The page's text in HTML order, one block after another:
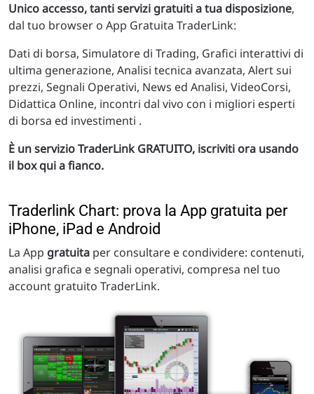
Unico accesso, tanti servizi gratuiti a tua disposizione,
dal tuo browser o App Gratuita TraderLink:
Dati di borsa, Simulatore di Trading, Grafici interattivi di
ultima generazione, Analisi tecnica avanzata, Alert sui
prezzi, Segnali Operativi, News ed Analisi, VideoCorsi,
Didattica Online, incontri dal vivo con i migliori esperti
di borsa ed investimenti .
È un servizio TraderLink GRATUITO, iscriviti ora usando
il box qui a fianco.
Traderlink Chart: prova la App gratuita per
iPhone, iPad e Android
La App gratuita per consultare e condividere: contenuti,
analisi grafica e segnali operativi, compresa nel tuo
account gratuito TraderLink.